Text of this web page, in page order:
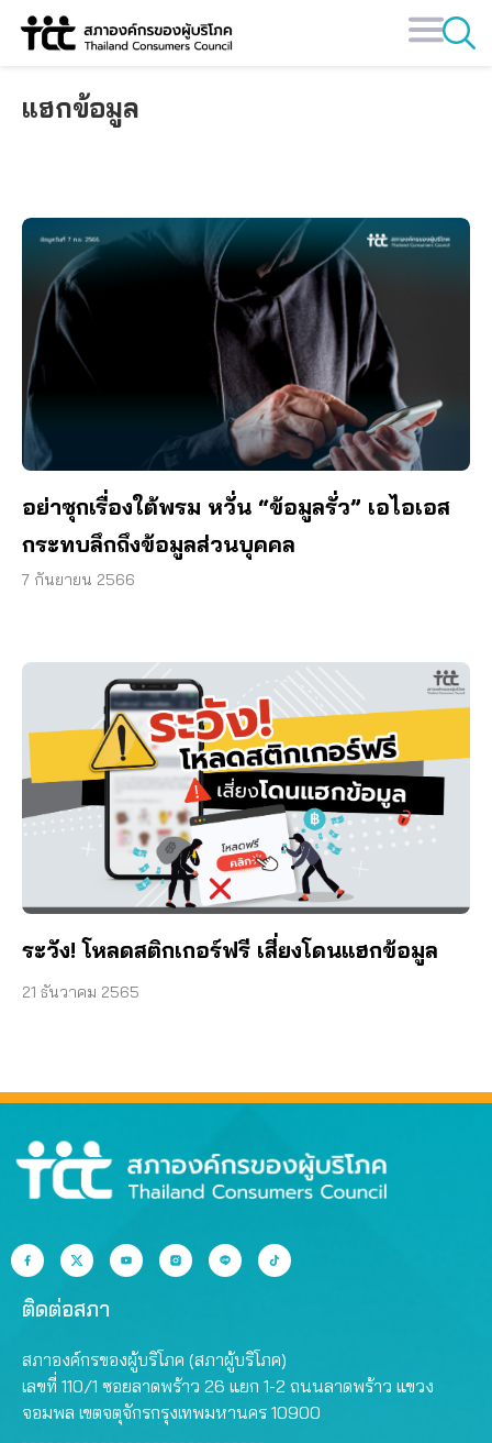
Skip
แฮกข้อมูล
อย่าซุกเรื่องใต้พรม หวั่น “ข้อมูลรั่ว” เอไอเอส
กระทบลึกถึงข้อมูลส่วนบุคคล
7 กันยายน 2566
ระวัง! โหลดสติกเกอร์ฟรี เสี่ยงโดนแฮกข้อมูล
21 ธันวาคม 2565
ติดต่อสภา
สภาองค์กรของผู้บริโภค (สภาผู้บริโภค)
เลขที่ 110/1 ซอยลาดพร้าว 26 แยก 1-2 ถนนลาดพร้าว แขวง
จอมพล เขตจตุจักรกรุงเทพมหานคร 10900